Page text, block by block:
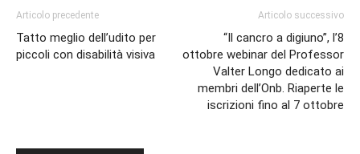
Articolo precedente
Tatto meglio dell’udito per
piccoli con disabilità visiva
Articolo successivo
“Il cancro a digiuno”, l’8
ottobre webinar del Professor
Valter Longo dedicato ai
membri dell’Onb. Riaperte le
iscrizioni fino al 7 ottobre